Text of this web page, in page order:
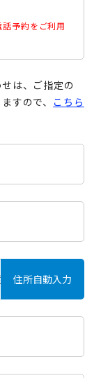
予約をご利用
は、ご指定の
すので、 こちら
住所自動入力